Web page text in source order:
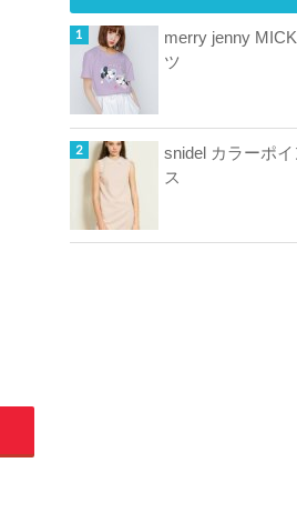
merry jenny
ツ
snidel カラーポ
ス